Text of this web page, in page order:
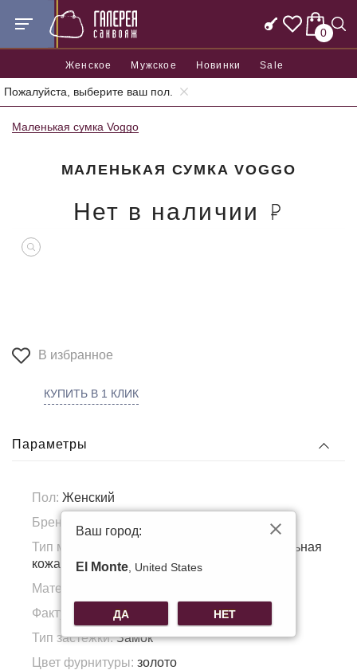
0
Женское Мужское Новинки Sale
Пожалуйста, выберите ваш пол.
Главная Женские сумки Женские маленькие сумки
Маленькая сумка Voggo
МАЛЕНЬКАЯ СУМКА VOGGO
Нет в наличии
В избранное
КУПИТЬ В 1 КЛИК
Параметры
Пол: Женский
Бренд:
Тип материала:
Натуральная кожа, Натуральная
кожа
Материал подкладка:
Фактура материала:
Гладкая кожа/текстиль
Тип застежки:Замок
Цвет фурнитуры: золото
Ваш город:
El Monte , United States
ДА НЕТ